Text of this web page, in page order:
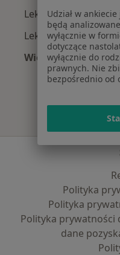
Lekarze rodzinni z
Lekarze rodzinni z
Więcej (12)
Więcej w
Polityka
Polityka
Polityka
dane
Udział w
będą
wyłącznie w
dotyczące
wyłącznie do
prawnych. Nie
bezpośrednio od